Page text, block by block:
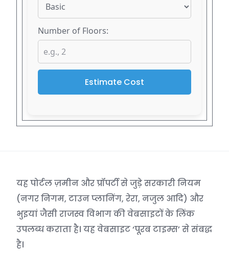
Number of Floors:
Estimate Cost
यह पोर्टल ज़मीन और प्रॉपर्टी से जुड़े सरकारी नियम
(नगर निगम, टाउन प्लानिंग, रेरा, नजुल आदि) और
भुइयां जैसी राजस्व विभाग की वेबसाइटों के लिंक
उपलब्ध कराता है। यह वेबसाइट ‘पूरब टाइम्स’ से संबद्ध
है।